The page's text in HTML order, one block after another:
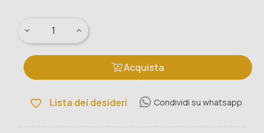
Acquista
Lista dei desideri Condividi su whatsapp